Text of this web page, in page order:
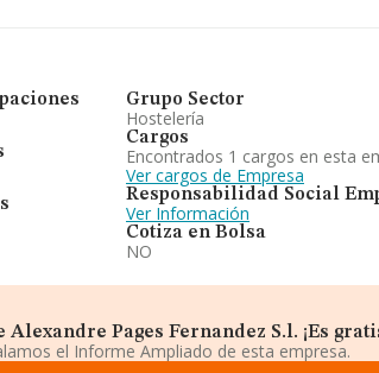
Grupo Sector
Hostelería
Cargos
Encontrados 1 cargos en esta
Ver cargos de Empresa
Responsabilidad Social
Ver Información
Cotiza en Bolsa
NO
Pages Fernandez S.l. ¡Es
el Informe Ampliado de esta empresa.